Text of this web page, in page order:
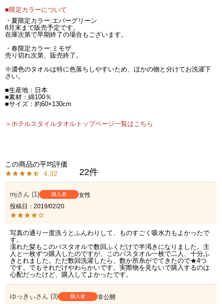
■限定カラーについて
・夏限定カラー:エバーグリーン
8月末まで販売予定です。
在庫次第で早期終了の場合もございます。
・春限定カラー:ミモザ
売り切れ次第、販売終了。
※濃色のタオルは特に色落ちしやすいため、ほかの物と分けてお洗濯下
さい。
■生産地：日本
■素材：綿100％
■サイズ：約60×130cm
＞ホテルスタイルタオルトップページ一覧はこちら
4.32 22
mj 1 購入者
女性
投稿日
2019/02/20
写真の通り一度洗うとふんわりして、ものすごく吸水力もよかったで
す。
濡れた髪もこのバスタオルで数回ふくだけで半渇きになりました。主
人と一枚ずつ購入したのですが、このバスタオル一枚で二人、十分ふ
きとれました。ただ数回洗濯したら、数か所糸がでてきたので★4つ
です。でもそれだけやわらかいです。実際物を見ないで購入するのは
心配だったけど、購入してよかったです。
ゆっきぃ 3 購入者
非公開